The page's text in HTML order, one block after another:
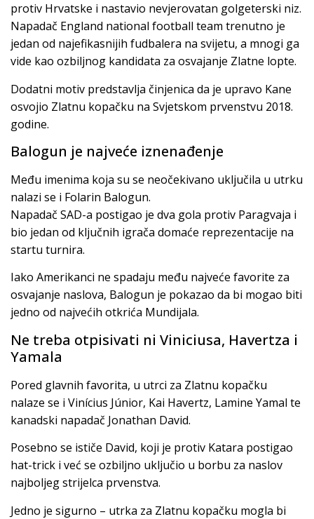
protiv Hrvatske i nastavio nevjerovatan golgeterski niz.
Napadač England national football team trenutno je
jedan od najefikasnijih fudbalera na svijetu, a mnogi ga
vide kao ozbiljnog kandidata za osvajanje Zlatne lopte.
Dodatni motiv predstavlja činjenica da je upravo Kane
osvojio Zlatnu kopačku na Svjetskom prvenstvu 2018.
godine.
Balogun je najveće iznenađenje
Među imenima koja su se neočekivano uključila u utrku
nalazi se i Folarin Balogun.
Napadač SAD-a postigao je dva gola protiv Paragvaja i
bio jedan od ključnih igrača domaće reprezentacije na
startu turnira.
Iako Amerikanci ne spadaju među najveće favorite za
osvajanje naslova, Balogun je pokazao da bi mogao biti
jedno od najvećih otkrića Mundijala.
Ne treba otpisivati ni Viniciusa, Havertza i
Yamala
Pored glavnih favorita, u utrci za Zlatnu kopačku
nalaze se i Vinícius Júnior, Kai Havertz, Lamine Yamal te
kanadski napadač Jonathan David.
Posebno se ističe David, koji je protiv Katara postigao
hat-trick i već se ozbiljno uključio u borbu za naslov
najboljeg strijelca prvenstva.
Jedno je sigurno – utrka za Zlatnu kopačku mogla bi